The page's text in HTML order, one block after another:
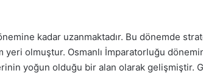
kadar uzanmaktadır. Bu dönemde
yeri olmuştur. Osmanlı İmparatorluğu
yoğun olduğu bir alan olarak gelişmiştir.